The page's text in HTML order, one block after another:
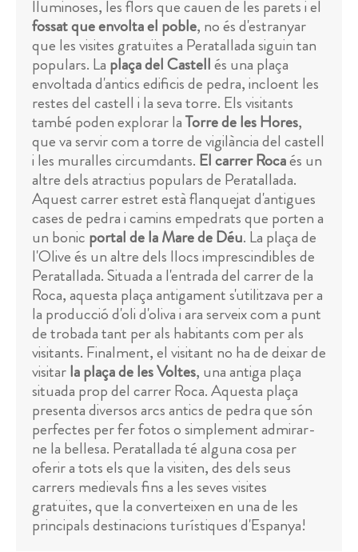
lluminoses, les flors que cauen de les parets i el
fossat que envolta el poble, no és d'estranyar
que les visites gratuïtes a Peratallada siguin tan
populars. La plaça del Castellés una plaça
envoltada d'antics edificis de pedra, incloent les
restes del castell i la seva torre. Els visitants
també poden explorar laTorre de les Hores,
que va servir com a torre de vigilància del castell
i les muralles circumdants. El carrer Rocaés un
altre dels atractius populars de Peratallada.
Aquest carrer estret està flanquejat d'antigues
cases de pedra i camins empedrats que porten a
un bonic portal de la Mare de Déu. La plaça de
l'Olive és un altre dels llocs imprescindibles de
Peratallada. Situada a l'entrada del carrer de la
Roca, aquesta plaça antigament s'utilitzava per a
la producció d'oli d'oliva i ara serveix com a punt
de trobada tant per als habitants com per als
visitants. Finalment, el visitant no ha de deixar de
visitarla plaça de les Voltes, una antiga plaça
situada prop del carrer Roca. Aquesta plaça
presenta diversos arcs antics de pedra que són
perfectes per fer fotos o simplement admirar-
ne la bellesa. Peratallada té alguna cosa per
oferir a tots els que la visiten, des dels seus
carrers medievals fins a les seves visites
gratuïtes, que la converteixen en una de les
principals destinacions turístiques d'Espanya!